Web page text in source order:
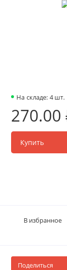
На складе: 4 шт.
270.00
Купить
В избранное
Поделиться